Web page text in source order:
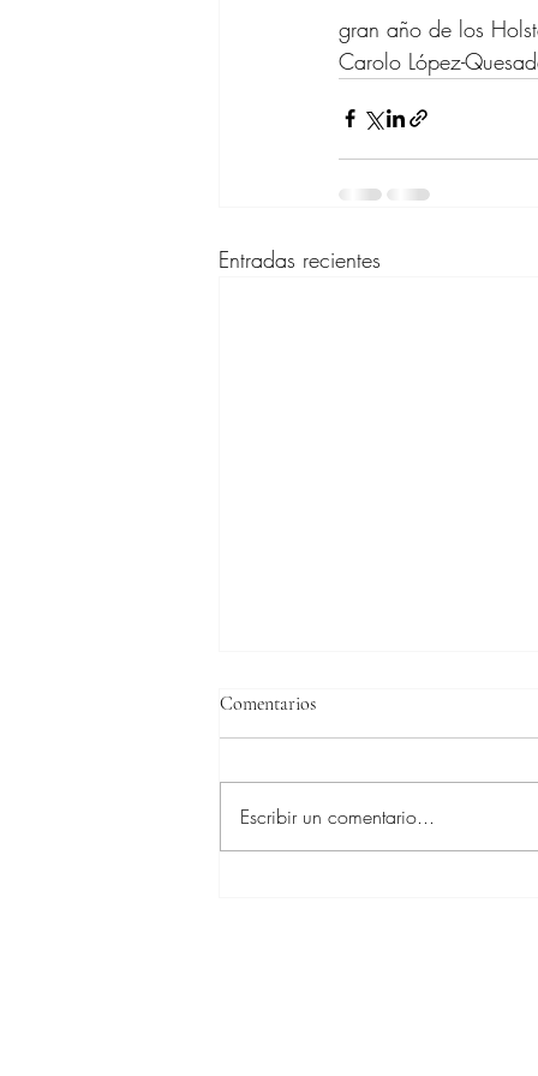
gran año de los
Carolo López-
Entradas recientes
Comentarios
Escribir un comentario...